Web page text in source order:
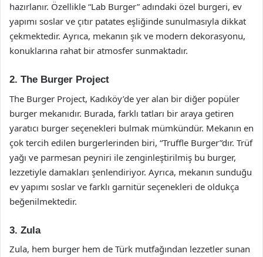
hazırlanır. Özellikle “Lab Burger” adındaki özel burgeri, ev
yapımı soslar ve çıtır patates eşliğinde sunulmasıyla dikkat
çekmektedir. Ayrıca, mekanın şık ve modern dekorasyonu,
konuklarına rahat bir atmosfer sunmaktadır.
2. The Burger Project
The Burger Project, Kadıköy’de yer alan bir diğer popüler
burger mekanıdır. Burada, farklı tatları bir araya getiren
yaratıcı burger seçenekleri bulmak mümkündür. Mekanın en
çok tercih edilen burgerlerinden biri, “Truffle Burger”dır. Trüf
yağı ve parmesan peyniri ile zenginleştirilmiş bu burger,
lezzetiyle damakları şenlendiriyor. Ayrıca, mekanın sunduğu
ev yapımı soslar ve farklı garnitür seçenekleri de oldukça
beğenilmektedir.
3. Zula
Zula, hem burger hem de Türk mutfağından lezzetler sunan